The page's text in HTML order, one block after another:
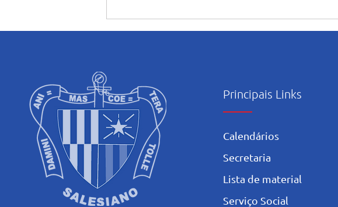
Principais Links
Calendários
Secretaria
L ista de material
Serviço Social